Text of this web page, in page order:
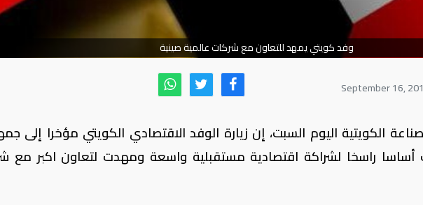
وفد كويتي يمهد للتعاون مع شركات عالمية صينية
الكويتية اليوم السبت، إن زيارة الوفد الاقتصادي الكويتي مؤخرا إلى
راسخا لشراكة اقتصادية مستقبلية واسعة ومهدت لتعاون اكبر مع